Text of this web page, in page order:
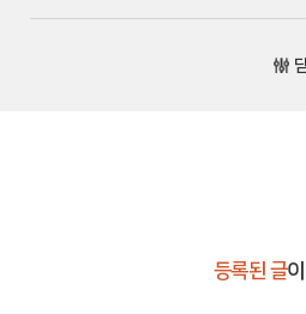
등록된 글